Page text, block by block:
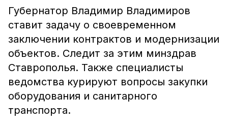
Губернатор Владимир Владимиров
ставит задачу о своевременном
заключении контрактов и модернизации
объектов. Следит за этим минздрав
Ставрополья. Также специалисты
ведомства курируют вопросы закупки
оборудования и санитарного
транспорта.